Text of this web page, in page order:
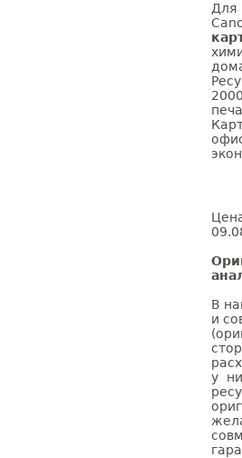
Для
В
и
у